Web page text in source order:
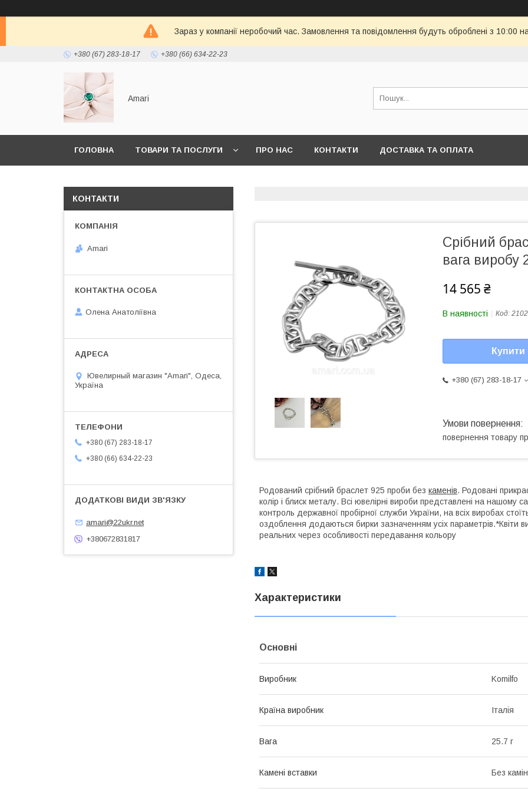
Зараз у компанії неробочий час. Замовлення та повідомлення будуть оброблені з 10:00
+380 (67) 283-18-17 +380 (66) 634-22-23
Amari
ГОЛОВНА ТОВАРИ ТА ПОСЛУГИ ПРО НАС КОНТАКТИ ДОСТАВКА ТА ОПЛАТА
Срібний
вага виробу
14 565 ₴
В наявності Код:
Купити
+380 (67) 283-18-17
повернення товару
Родований срібний браслет 925 проби без каменів. Родовані
колір і блиск металу. Всі ювелірні вироби представлені на нашому
контроль державної пробірної служби України, на всіх виробах
оздоблення додаються бирки зазначенням усіх параметрів.*Квіти
реальних через особливості передавання кольору
Характеристики
Основні
Виробник Komilfo
Країна виробник Італія
Вага 25.7 г
Камені вставки Без
КОНТАКТИ
Amari
Олена Анатоліївна
Ювелирный магазин "Amari", Одеса,
Україна
+380 (67) 283-18-17
+380 (66) 634-22-23
amari@22ukr.net
+380672831817